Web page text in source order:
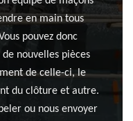
en main tous
pouvez donc
nouvelles pièces
de celle-ci, le
du clôture et autre.
ou nous envoyer